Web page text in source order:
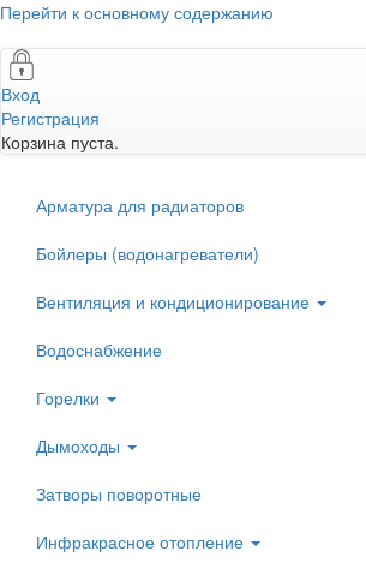
Перейти к основному содержанию
Вход
Регистрация
Корзина пуста.
Арматура для радиаторов
Бойлеры (водонагреватели)
Вентиляция и кондиционирование
Водоснабжение
Горелки
Дымоходы
Затворы поворотные
Инфракрасное отопление